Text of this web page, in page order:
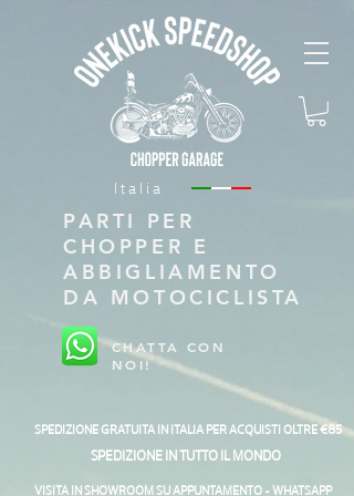
Italia
PARTI PER
CHOPPER E
ABBIGLIAMENTO
DA MOTOCICLISTA
CHATTA CON
NOI!
SPEDIZIONE GRATUITA IN ITALIA PER ACQUISTI OLTRE €85
SPEDIZIONE IN TUTTO IL MONDO
VISITA IN SHOWROOM SU APPUNTAMENTO - WHATSAPP